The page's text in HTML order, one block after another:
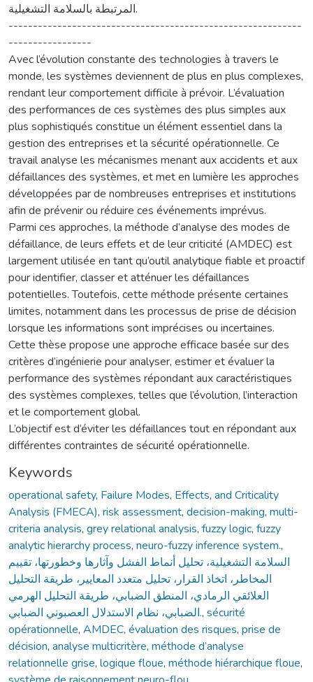
المرتبطة بالسلامة التشغيلية.
------------------------------------------------------------
-----------------
Avec l’évolution constante des technologies à travers le
monde, les systèmes deviennent de plus en plus complexes,
rendant leur comportement difficile à prévoir. L’évaluation
des performances de ces systèmes des plus simples aux
plus sophistiqués constitue un élément essentiel dans la
gestion des entreprises et la sécurité opérationnelle. Ce
travail analyse les mécanismes menant aux accidents et aux
défaillances des systèmes, et met en lumière les approches
développées par de nombreuses entreprises et institutions
afin de prévenir ou réduire ces événements imprévus.
Parmi ces approches, la méthode d’analyse des modes de
défaillance, de leurs effets et de leur criticité (AMDEC) est
largement utilisée en tant qu’outil analytique fiable et proactif
pour identifier, classer et atténuer les défaillances
potentielles. Toutefois, cette méthode présente certaines
limites, notamment dans les processus de prise de décision
lorsque les informations sont imprécises ou incertaines.
Cette thèse propose une approche efficace basée sur des
critères d’ingénierie pour analyser, estimer et évaluer la
performance des systèmes répondant aux caractéristiques
des systèmes complexes, telles que l’évolution, l’interaction
et le comportement global.
L’objectif est d’éviter les défaillances tout en répondant aux
différentes contraintes de sécurité opérationnelle.
Keywords
operational safety, Failure Modes, Effects, and Criticality
Analysis (FMECA), risk assessment, decision-making, multi-
criteria analysis, grey relational analysis, fuzzy logic, fuzzy
analytic hierarchy process, neuro-fuzzy inference system.,
السلامة التشغيلية، تحليل أنماط الفشل وآثارها وخطورتها، تقييم
المخاطر، اتخاذ القرار، تحليل متعدد المعايير، طريقة التحليل
العلائقي الرمادي، المنطق الضبابي، طريقة التحليل الهرمي
الضبابي، نظام الاستدلال العصبوني الضبابي., sécurité
opérationnelle, AMDEC, évaluation des risques, prise de
décision, analyse multicritère, méthode d’analyse
relationnelle grise, logique floue, méthode hiérarchique floue,